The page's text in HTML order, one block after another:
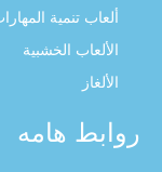
ألعاب تنمية
الألعاب الخشبية
الألغاز
روابط هامه